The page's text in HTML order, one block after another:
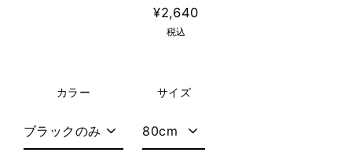
通
常
¥2,640
税込
カラー サイズ